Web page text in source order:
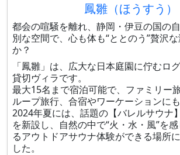
鳳雛（ほうすう）
都会の喧騒を離れ、静岡・伊豆の国の
別な空間で、心も体も“ととのう”贅沢
か？
「鳳雛」は、広大な日本庭園に佇むロ
貸切ヴィラです。
最大15名まで宿泊可能で、ファミリー
ループ旅行、合宿やワーケーションにも
2024年夏には、話題の【バレルサウナ
を新設し、自然の中で“火・水・風”を
るアウトドアサウナ体験ができる場所
した。